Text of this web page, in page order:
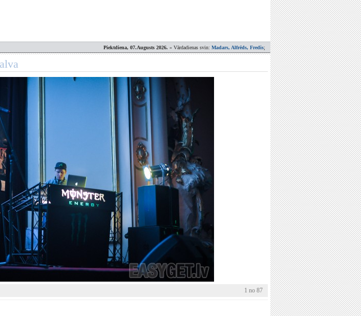
Piektdiena, 07.Augusts 2026. » Vārdadienas svin: Madars, Alfrēds, Fredis;
1 no 87